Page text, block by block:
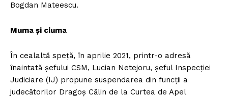
Bogdan Mateescu.
Muma și ciuma
În cealaltă speță, în aprilie 2021, printr-o adresă
înaintată șefului CSM, Lucian Netejoru, șeful Inspecției
Judiciare (IJ) propune suspendarea din funcții a
judecătorilor Dragoș Călin de la Curtea de Apel